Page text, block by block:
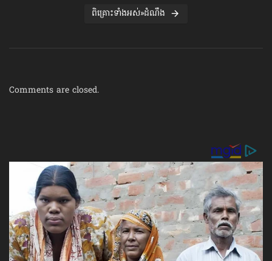
ពិគ្រោះទាំងអស់»ដំណឹង
Comments are closed.